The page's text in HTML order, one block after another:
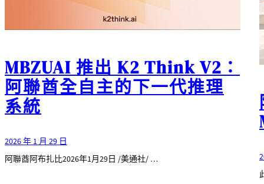
MBZUAI 推出 K2 Think V2：
阿聯酋全自主的下一代推理
系統
2026 年 1 月 29 日
阿聯酋阿布扎比2026年1月29日 /美通社/ …